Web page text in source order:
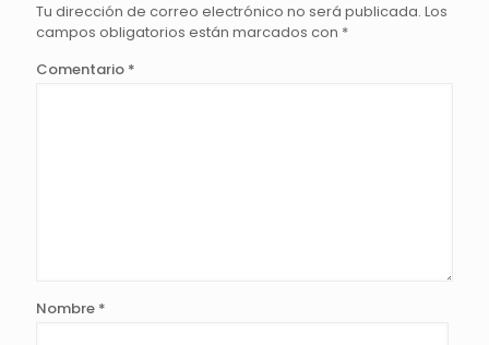
Tu dirección de correo electrónico no será publicada. Los
campos obligatorios están marcados con *
Comentario *
Nombre *